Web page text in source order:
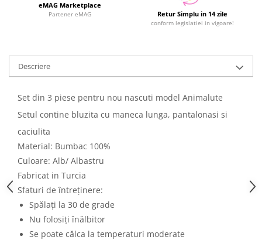
eMAG Marketplace
Partener eMAG Retur Simplu in 14 zile
conform legislatiei in vigoare!
Descriere
Set din 3 piese pentru nou nascuti model Animalute
Setul contine bluzita cu maneca lunga, pantalonasi si
caciulita
Material: Bumbac 100%
Culoare: Alb/ Albastru
Fabricat in Turcia
Sfaturi de întreținere:
Spălați la 30 de grade
Nu folosiți înălbitor
Se poate călca la temperaturi moderate